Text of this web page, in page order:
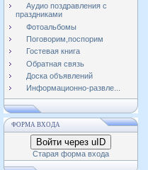
Аудио поздравления с
праздниками
Фотоальбомы
Поговорим,поспорим
Гостевая книга
Обратная связь
Доска объявлений
Информационно-развле...
ФОРМА ВХОДА
Войти через uID
Старая форма входа